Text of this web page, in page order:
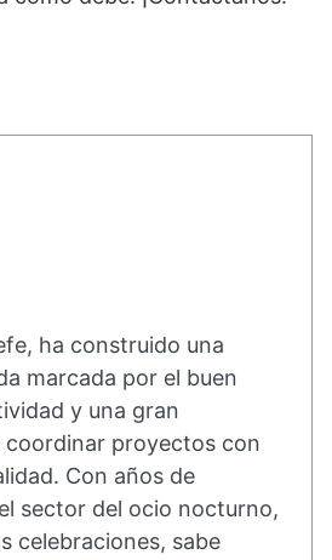
ha construido una
marcada por el buen
y una gran
coordinar proyectos con
Con años de
sector del ocio nocturno,
celebraciones, sabe